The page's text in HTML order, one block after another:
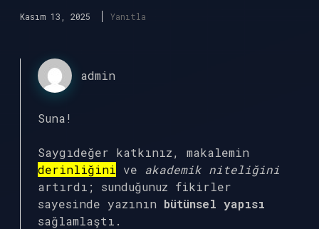
Kasım 13, 2025 Yanıtla
admin
Suna!
Saygıdeğer katkınız, makalemin
derinliğini ve akademik niteliğini
artırdı; sunduğunuz fikirler
sayesinde yazının bütünsel yapısı
sağlamlaştı.